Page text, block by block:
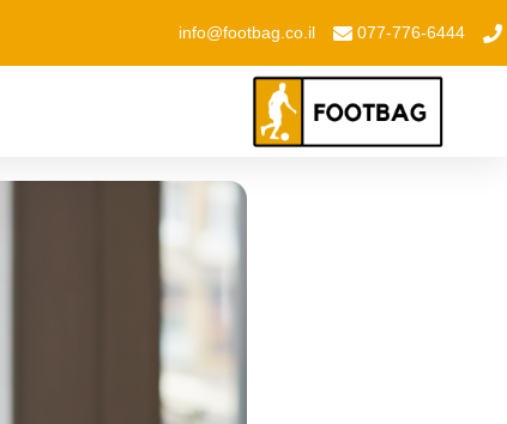
077-776-6444
info@footbag.co.il